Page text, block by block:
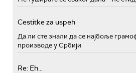
Cestitke za uspeh
Да ли сте знали да се најбоље
производе у Србији
Re: Eh...